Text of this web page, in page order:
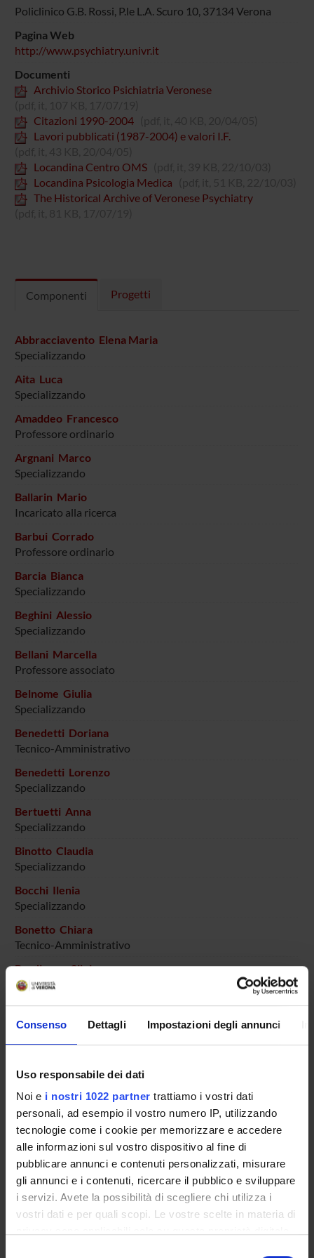
Consenso Dettagli Impostazioni degli annunci
Uso responsabile dei dati
Noi e i nostri 1022 partner trattiamo i vostri dati
personali, ad esempio il vostro numero IP, utilizzando
tecnologie come i cookie per memorizzare e accedere
alle informazioni sul vostro dispositivo al fine di
pubblicare annunci e contenuti personalizzati, misurare
gli annunci e i contenuti, ricercare il pubblico e sviluppare
i servizi. Avete la possibilità di scegliere chi utilizza i
vostri dati e per quali scopi. Le vostre scelte in materia di
Policlinico G.B. Rossi, P.le L.A. Scuro 10, 37134 Verona
Pagina Web
http://www.psychiatry.univr.it
Documenti
Archivio Storico Psichiatria Veronese
Citazioni 1990-2004
Lavori pubblicati (1987-2004) e valori I.F.
Locandina Centro OMS
Locandina Psicologia Medica
The Historical Archive of Veronese Psychiatry
Componenti Progetti
Abbracciavento Elena Maria
Specializzando
Aita Luca
Specializzando
Amaddeo Francesco
Professore ordinario
Argnani Marco
Specializzando
Ballarin Mario
Incaricato alla ricerca
Barbui Corrado
Professore ordinario
Barcia Bianca
Specializzando
Beghini Alessio
Specializzando
Bellani Marcella
Professore associato
Belnome Giulia
Specializzando
Benedetti Doriana
Tecnico-Amministrativo
Benedetti Lorenzo
Specializzando
Bertuetti Anna
Specializzando
Binotto Claudia
Specializzando
Bocchi Ilenia
Specializzando
Bonetto Chiara
Tecnico-Amministrativo
Bordignon Silvia
Specializzando
Borin Sebastiano
Specializzando
Borriero Nicola
Specializzando
Brogna Enrica Maria
Specializzando
Burti Lorenzo
Incaricato alla ricerca
Bussola Laura
Specializzando